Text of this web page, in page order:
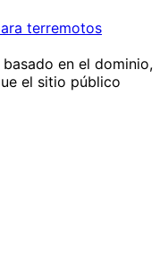
terremotos
en el dominio,
el sitio público